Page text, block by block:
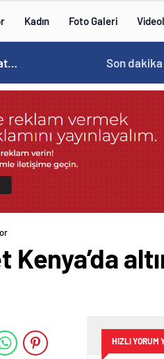
Kadın Foto Galeri
Cristiano Ronaldo’nun akıllara zarar tüm kariyerinin istatistiğini çıkardık ! 14:57 /
Son dakika
HIZLI YORUM